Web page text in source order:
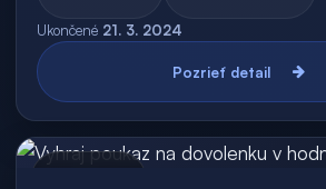
Ukončené 21. 3. 2024
Pozrieť detail